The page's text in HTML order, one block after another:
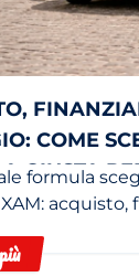
COME
GIUSTA
formula